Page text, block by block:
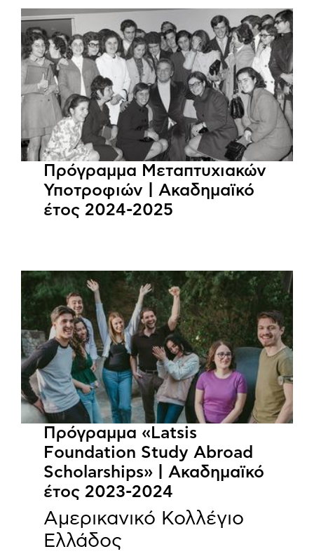
Πρόγραμμα Μεταπτυχιακών
Υποτροφιών | Ακαδημαϊκό
έτος 2024-2025
Πρόγραμμα «Latsis
Foundation Study Abroad
Scholarships» | Ακαδημαϊκό
έτος 2023-2024
Αμερικανικό Κολλέγιο
Ελλάδος